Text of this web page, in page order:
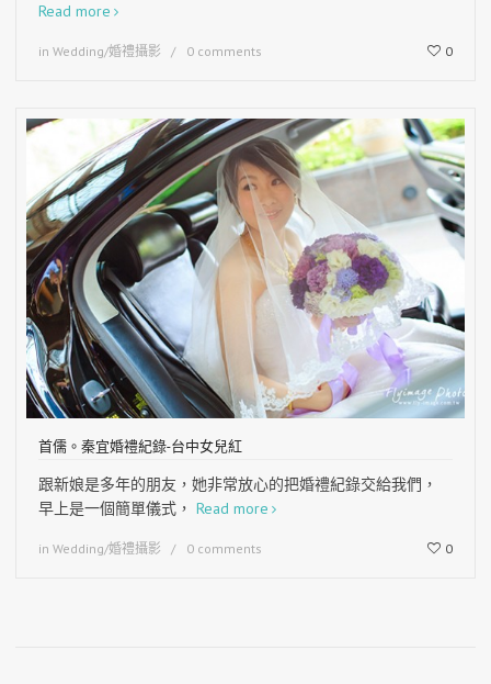
Read more
in Wedding/婚禮攝影 0 comments 0
首儒。秦宜婚禮紀錄-台中女兒紅
跟新娘是多年的朋友，她非常放心的把婚禮紀錄交給我們，
早上是一個簡單儀式， Read more
in Wedding/婚禮攝影 0 comments 0